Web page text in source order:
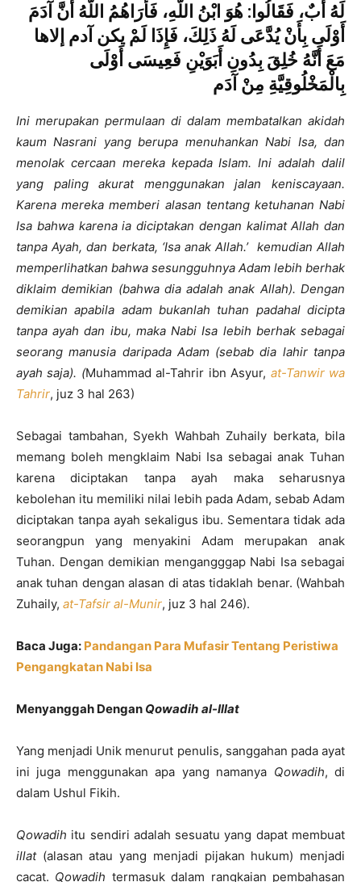
لَهُ أَبٌ، فَقَالُوا: هُوَ ابْنُ اللَّهِ، فَأَرَاهُمُ اللَّهُ أَنَّ آدَمَ
أَوْلَى بِأَنْ يُدَّعَى لَهُ ذَلِكَ، فَإِذَا لَمْ يكن آدم إلاها
مَعَ أَنَّهُ خُلِقَ بِدُونِ أَبَوَيْنِ فَعِيسَى أَوْلَى
بِالْمَخْلُوقِيَّةِ مِنْ آدَم
Ini merupakan permulaan di dalam membatalkan akidah
kaum Nasrani yang berupa menuhankan Nabi Isa, dan
menolak cercaan mereka kepada Islam. Ini adalah dalil
yang paling akurat menggunakan jalan keniscayaan.
Karena mereka memberi alasan tentang ketuhanan Nabi
Isa bahwa karena ia diciptakan dengan kalimat Allah dan
tanpa Ayah, dan berkata, ‘Isa anak Allah.’ kemudian Allah
memperlihatkan bahwa sesungguhnya Adam lebih berhak
diklaim demikian (bahwa dia adalah anak Allah). Dengan
demikian apabila adam bukanlah tuhan padahal dicipta
tanpa ayah dan ibu, maka Nabi Isa lebih berhak sebagai
seorang manusia daripada Adam (sebab dia lahir tanpa
ayah saja). (Muhammad al-Tahrir ibn Asyur, at-Tanwir wa
Tahrir, juz 3 hal 263)
Sebagai tambahan, Syekh Wahbah Zuhaily berkata, bila
memang boleh mengklaim Nabi Isa sebagai anak Tuhan
karena diciptakan tanpa ayah maka seharusnya
kebolehan itu memiliki nilai lebih pada Adam, sebab Adam
diciptakan tanpa ayah sekaligus ibu. Sementara tidak ada
seorangpun yang menyakini Adam merupakan anak
Tuhan. Dengan demikian mengangggap Nabi Isa sebagai
anak tuhan dengan alasan di atas tidaklah benar. (Wahbah
Zuhaily, at-Tafsir al-Munir, juz 3 hal 246).
Baca Juga: Pandangan Para Mufasir Tentang Peristiwa
Pengangkatan Nabi Isa
Menyanggah Dengan Qowadih al-Illat
Yang menjadi Unik menurut penulis, sanggahan pada ayat
ini juga menggunakan apa yang namanya Qowadih, di
dalam Ushul Fikih.
Qowadih itu sendiri adalah sesuatu yang dapat membuat
illat(alasan atau yang menjadi pijakan hukum) menjadi
cacat. Qowadih termasuk dalam rangkaian pembahasan